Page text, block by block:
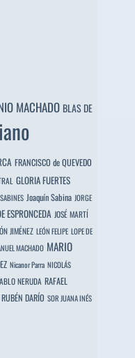
MACHADO BLAS DE
FRANCISCO de QUEVEDO
GLORIA FUERTES
Joaquín Sabina JORGE
ESPRONCEDA JOSÉ MARTÍ
JIMÉNEZ LEÓN FELIPE LOPE DE
MACHADO MARIO
Nicanor Parra NICOLÁS
NERUDA RAFAEL
RUBÉN DARÍO SOR JUANA INÉS